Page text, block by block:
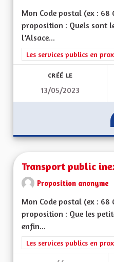
Mon Code postal (ex :
proposition : Quels sont
l’Alsace...
Filtrer les résultats de la
Les services publics en
CRÉÉ LE
13/05/2023
Transport public
Proposition anonyme
Mon Code postal (ex :
proposition : Que les
enfin...
Filtrer les résultats de la
Les services publics en